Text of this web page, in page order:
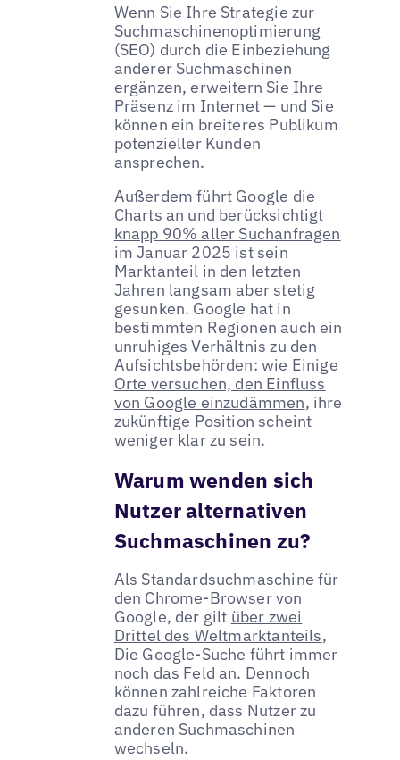
Wenn Sie Ihre Strategie zur
Suchmaschinenoptimierung
(SEO) durch die Einbeziehung
anderer Suchmaschinen
ergänzen, erweitern Sie Ihre
Präsenz im Internet — und Sie
können ein breiteres Publikum
potenzieller Kunden
ansprechen.
Außerdem führt Google die
Charts an und berücksichtigt
knapp 90% aller Suchanfragen
im Januar 2025 ist sein
Marktanteil in den letzten
Jahren langsam aber stetig
gesunken. Google hat in
bestimmten Regionen auch ein
unruhiges Verhältnis zu den
Aufsichtsbehörden: wie Einige
Orte versuchen, den Einfluss
von Google einzudämmen, ihre
zukünftige Position scheint
weniger klar zu sein.
Warum wenden sich
Nutzer alternativen
Suchmaschinen zu?
Als Standardsuchmaschine für
den Chrome-Browser von
Google, der gilt über zwei
Drittel des Weltmarktanteils,
Die Google-Suche führt immer
noch das Feld an. Dennoch
können zahlreiche Faktoren
dazu führen, dass Nutzer zu
anderen Suchmaschinen
wechseln.